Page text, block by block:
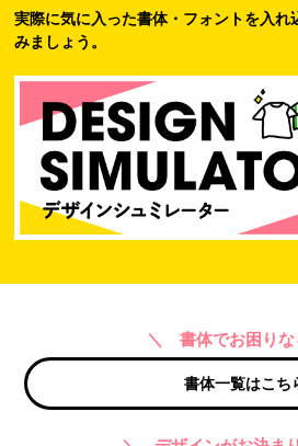
実際に気に入った書体・フォントを入れ
みましょう。
＼ 書体でお困り
書体一覧はこち